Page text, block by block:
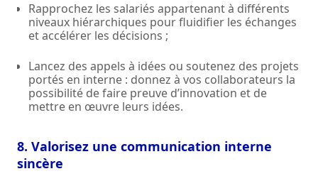
Rapprochez les salariés appartenant à différents
niveaux hiérarchiques pour fluidifier les échanges
et accélérer les décisions ;
Lancez des appels à idées ou soutenez des projets
portés en interne : donnez à vos collaborateurs la
possibilité de faire preuve d’innovation et de
mettre en œuvre leurs idées.
8. Valorisez une communication interne
sincère